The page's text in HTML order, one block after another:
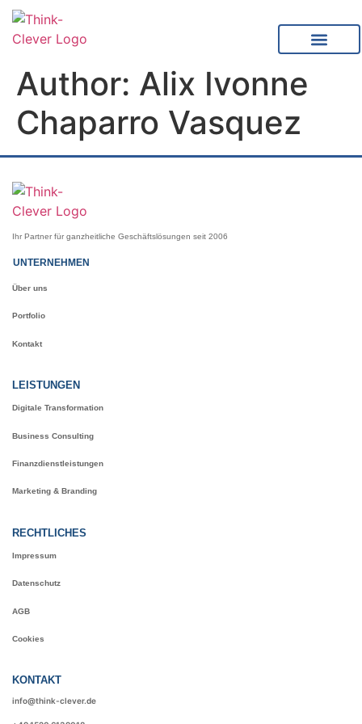
content
Author: Alix Ivonne
Chaparro Vasquez
Ihr Partner für ganzheitliche Geschäftslösungen seit 2006
UNTERNEHMEN
Über uns
Portfolio
Kontakt
LEISTUNGEN
Digitale Transformation
Business Consulting
Finanzdienstleistungen
Marketing & Branding
RECHTLICHES
Impressum
Datenschutz
AGB
Cookies
KONTAKT
info@think-clever.de